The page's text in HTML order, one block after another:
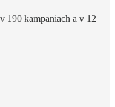
190 kampaniach a v 12